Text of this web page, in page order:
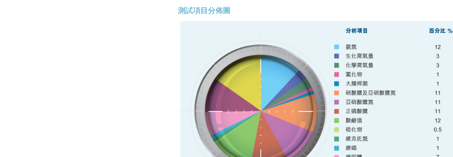
測試項目分佈圖